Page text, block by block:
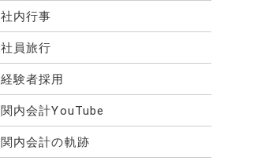
社内行事
社員旅行
経験者採用
関内会計YouTube
関内会計の軌跡